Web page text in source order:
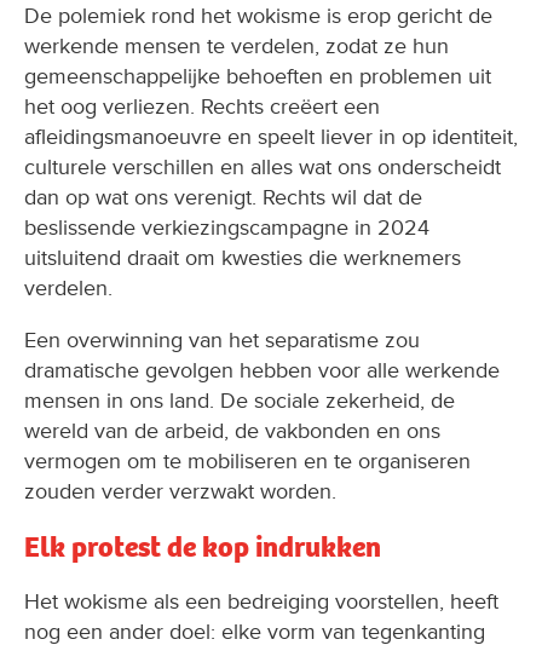
De polemiek rond het wokisme is erop gericht de
werkende mensen te verdelen, zodat ze hun
gemeenschappelijke behoeften en problemen uit
het oog verliezen. Rechts creëert een
afleidingsmanoeuvre en speelt liever in op identiteit,
culturele verschillen en alles wat ons onderscheidt
dan op wat ons verenigt. Rechts wil dat de
beslissende verkiezingscampagne in 2024
uitsluitend draait om kwesties die werknemers
verdelen.
Een overwinning van het separatisme zou
dramatische gevolgen hebben voor alle werkende
mensen in ons land. De sociale zekerheid, de
wereld van de arbeid, de vakbonden en ons
vermogen om te mobiliseren en te organiseren
zouden verder verzwakt worden.
Elk protest de kop indrukken
Het wokisme als een bedreiging voorstellen, heeft
nog een ander doel: elke vorm van tegenkanting